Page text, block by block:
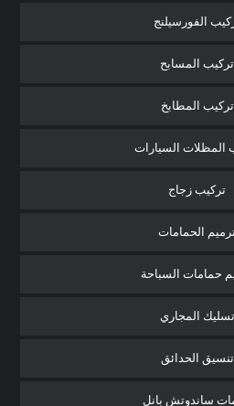
الفورسيلنج
تركيب المسابح
تركيب المطابخ
المظلات السيارات
تركيب زجاج
الحمامات
حمامات السباحة
تسليك المجاري
تنسيق الحدائق
ساندوتش بانل